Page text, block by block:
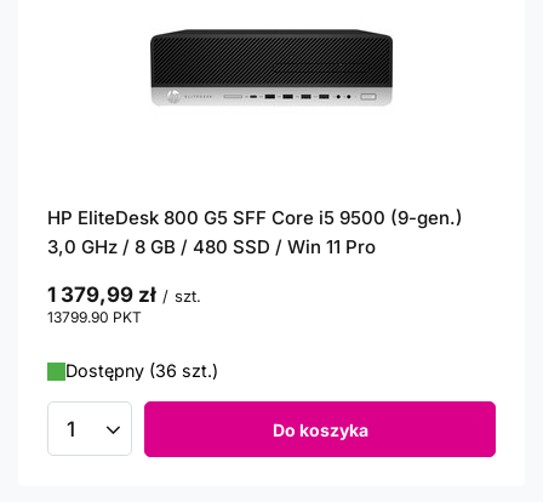
HP EliteDesk 800 G5 SFF Core i5 9500 (9-gen.)
3,0 GHz / 8 GB / 480 SSD / Win 11 Pro
1 379,99 zł / szt.
13799.90 PKT
Dostępny (36 szt.)
Ilość produktów Do koszyka